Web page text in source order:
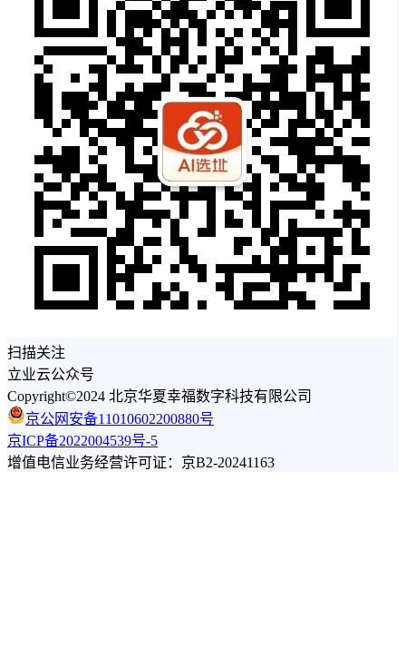
扫描关注
立业云公众号
Copyright©2024 北京华夏幸福数字科技有限公司
京公网安备11010602200880号
京ICP备2022004539号-5
增值电信业务经营许可证：京B2-20241163